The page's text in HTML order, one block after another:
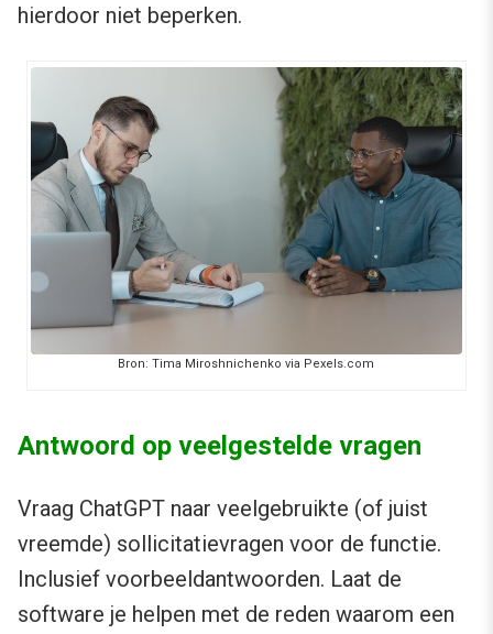
hierdoor niet beperken.
Bron: Tima Miroshnichenko via Pexels.com
Antwoord op veelgestelde vragen
Vraag ChatGPT naar veelgebruikte (of juist
vreemde) sollicitatievragen voor de functie.
Inclusief voorbeeldantwoorden. Laat de
software je helpen met de reden waarom een